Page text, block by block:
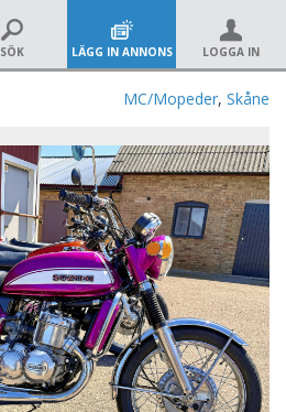
SÖK LÄGG IN ANNONS LOGGA IN
MC/Mopeder, Skåne